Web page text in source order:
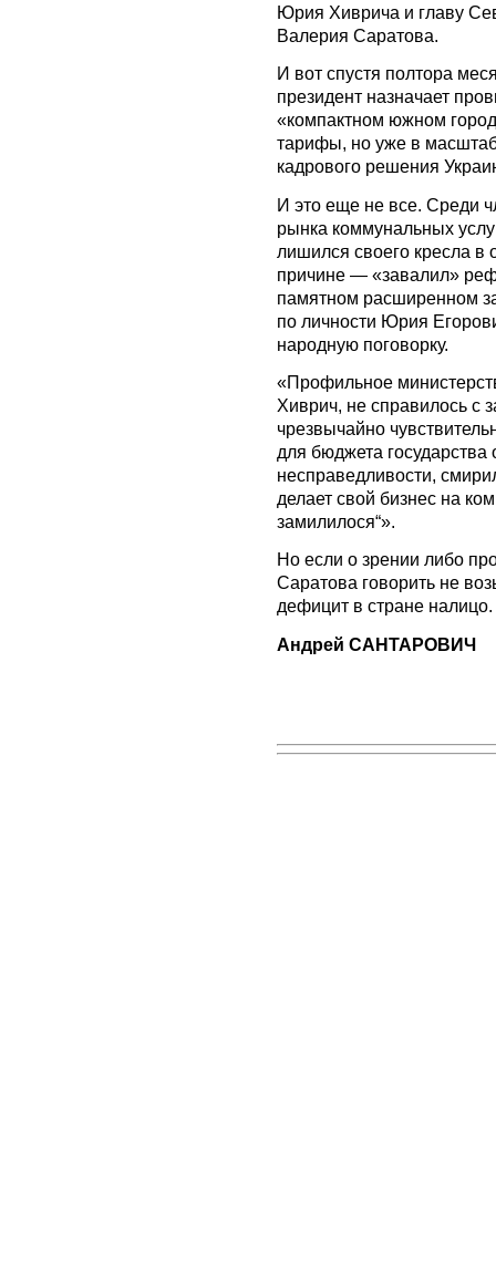
Юрия Хиврича и главу
Валерия Саратова.
И вот спустя полтора
президент назначает
«компактном южном
тарифы, но уже в
кадрового решения
И это еще не все. Среди
рынка коммунальных
лишился своего кресла
причине — «завалил»
памятном расширенном
по личности Юрия
народную поговорку.
«Профильное
Хиврич, не справилось с
чрезвычайно
для бюджета
несправедливости,
делает свой бизнес на
замилилося“».
Но если о зрении либо
Саратова говорить не
дефицит в стране налицо.
Андрей САНТАРОВИЧ